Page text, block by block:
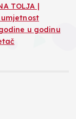
TOLJA |
u godinu